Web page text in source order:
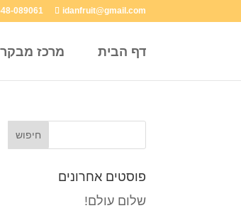
089061 idanfruit@gmail.com
דף הבית מרכז
פוסטים אחרונים
שלום עולם!